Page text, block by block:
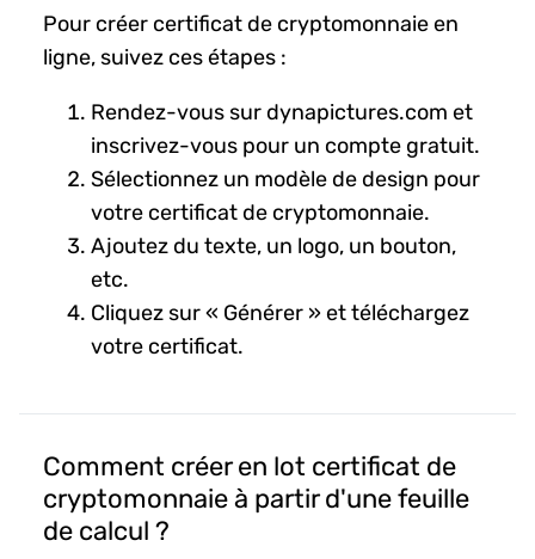
Pour créer certificat de cryptomonnaie en
ligne, suivez ces étapes :
Rendez-vous sur dynapictures.com et
inscrivez-vous pour un compte gratuit.
Sélectionnez un modèle de design pour
votre certificat de cryptomonnaie.
Ajoutez du texte, un logo, un bouton,
etc.
Cliquez sur « Générer » et téléchargez
votre certificat.
Comment créer en lot certificat de
cryptomonnaie à partir d'une feuille
de calcul ?